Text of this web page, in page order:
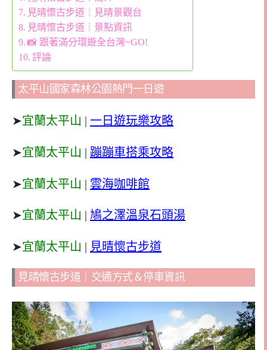
見晴懷古步道｜見晴景觀台
見晴懷古步道｜景點資訊
📸 跟著滿分環遊全台灣~GO!
評論
太平山國家森林公園熱門一日遊
➤宜蘭太平山 | 一日遊玩樂攻略
➤宜蘭太平山 | 蹦蹦車搭乘攻略
➤宜蘭太平山 | 雲海咖啡館
➤宜蘭太平山 | 鳩之澤溫泉石頭湯
➤宜蘭太平山 | 見晴懷古步道
見晴懷古步道｜交通方式＆停車資訊